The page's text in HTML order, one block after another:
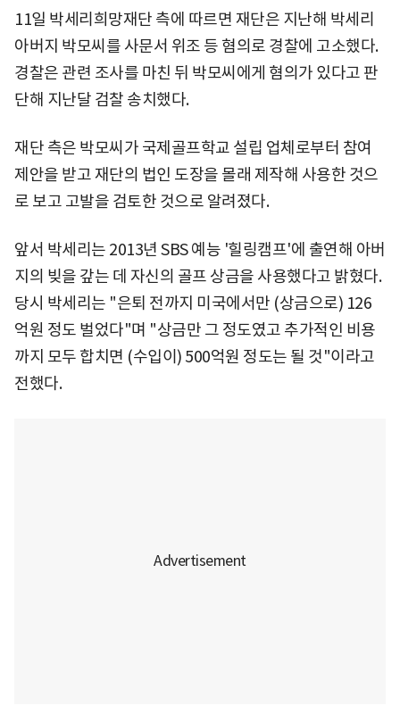
11일 박세리희망재단 측에 따르면 재단은 지난해 박세리
아버지 박모씨를 사문서 위조 등 혐의로 경찰에 고소했다.
경찰은 관련 조사를 마친 뒤 박모씨에게 혐의가 있다고 판
단해 지난달 검찰 송치했다.
재단 측은 박모씨가 국제골프학교 설립 업체로부터 참여
제안을 받고 재단의 법인 도장을 몰래 제작해 사용한 것으
로 보고 고발을 검토한 것으로 알려졌다.
앞서 박세리는 2013년 SBS 예능 '힐링캠프'에 출연해 아버
지의 빚을 갚는 데 자신의 골프 상금을 사용했다고 밝혔다.
당시 박세리는 "은퇴 전까지 미국에서만 (상금으로) 126
억원 정도 벌었다"며 "상금만 그 정도였고 추가적인 비용
까지 모두 합치면 (수입이) 500억원 정도는 될 것"이라고
전했다.